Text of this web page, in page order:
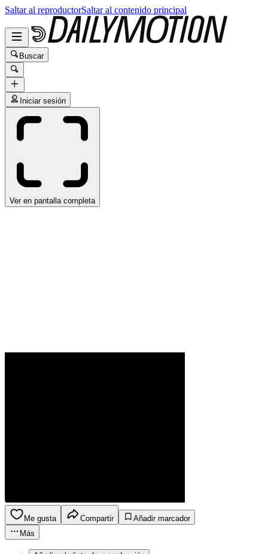
Saltar al reproductorSaltar al contenido principal
Buscar
Iniciar sesión
Ver en pantalla completa
Me gusta Compartir
Añadir marcador
Más